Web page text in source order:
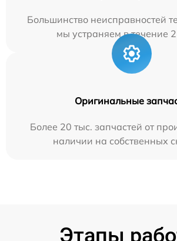
Большинство неисправностей
мы устраняем в течение
Оригинальные
Более 20 тыс. запчастей от
наличии на собственных
Этапы